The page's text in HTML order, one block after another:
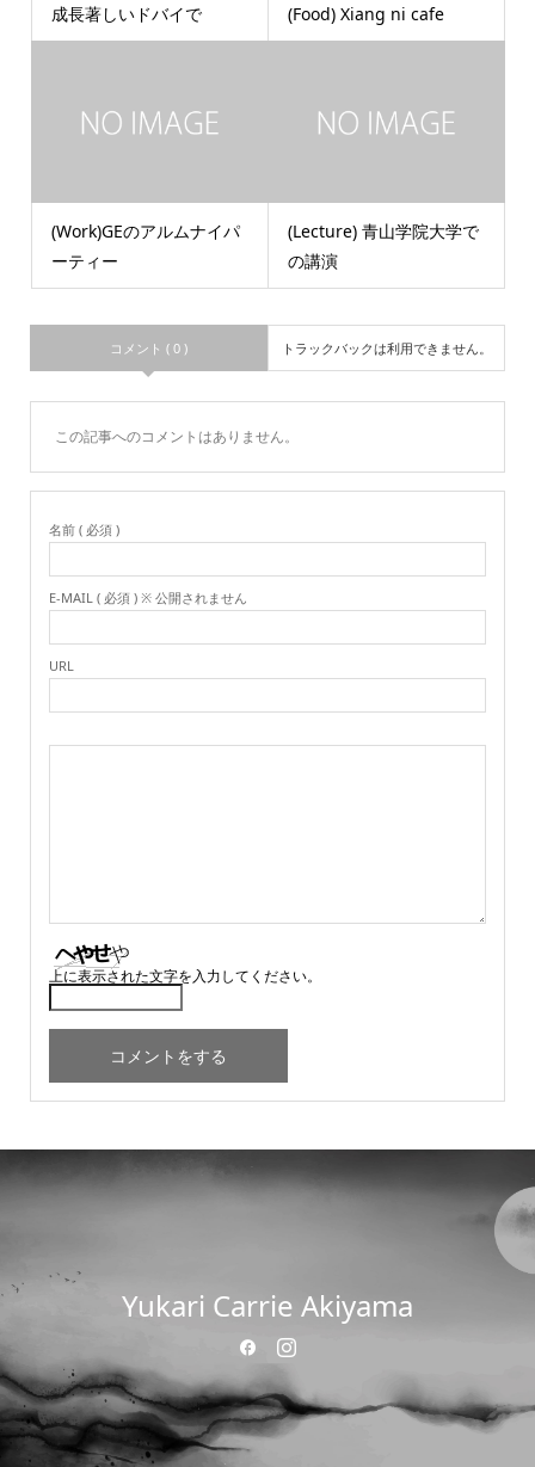
成長著しいドバイで (Food) Xiang ni cafe
(Work)GEのアルムナイパ
ーティー
(Lecture) 青山学院大学で
の講演
コメント ( 0 ) トラックバックは利用できません。
この記事へのコメントはありません。
名前 ( 必須 )
E-MAIL ( 必須 ) ※ 公開されません
URL
上に表示された文字を入力してください。
Yukari Carrie Akiyama